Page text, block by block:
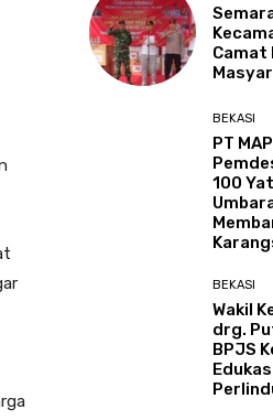
Camat
BEKASI
PT
100
BEKASI
Wakil
drg.
BPJS